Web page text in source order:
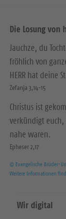
Die Losung von
Jauchze, du
fröhlich von
HERR hat deine
Zefanja 3,14-15
Christus ist
verkündigt
nahe waren.
Epheser 2,17
© Evangelische Brüder-
Weitere Informationen
Wir digital